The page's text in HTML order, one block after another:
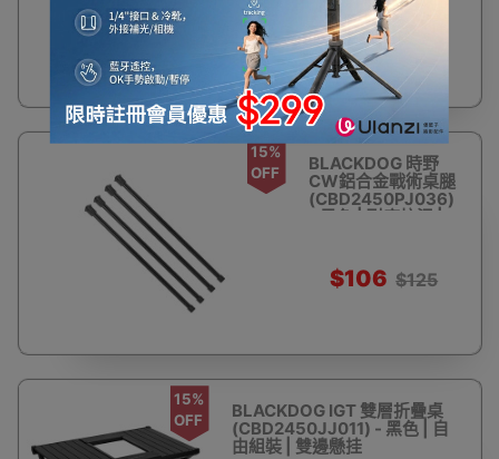
$329
15%
OFF
BLACKDOG 時野
CW鋁合金戰術桌腿
(CBD2450PJ036)
- 黑色 | 耐磨抗污 |
$106 $125
15%
OFF
BLACKDOG IGT 雙層折疊桌
(CBD2450JJ011) - 黑色 | 自
由組裝 | 雙邊懸挂